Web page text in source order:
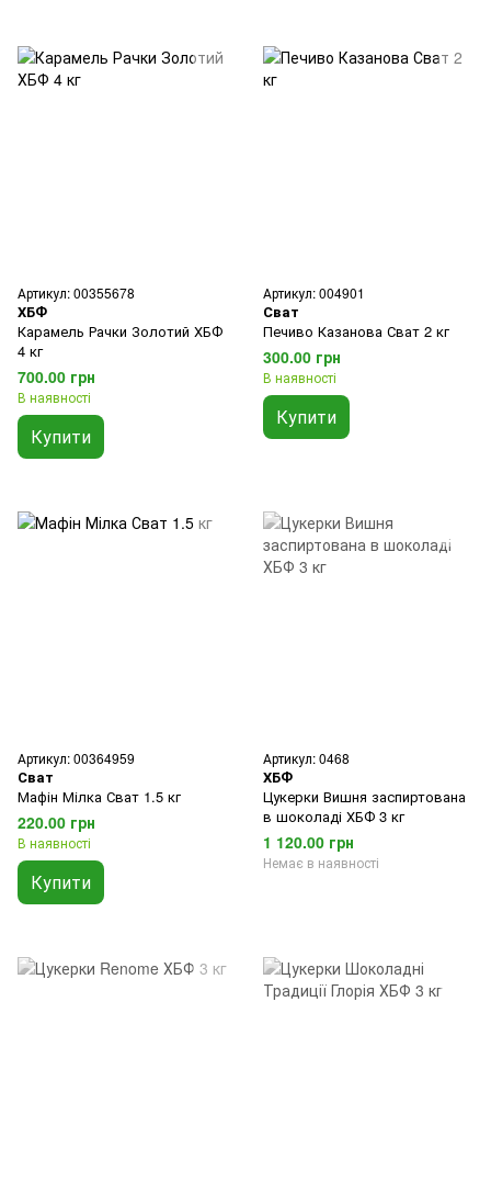
Артикул: 00355678
ХБФ
Карамель Рачки Золотий ХБФ
4 кг
700.00 грн
В наявності
Купити
Артикул: 004901
Сват
Печиво Казанова Сват 2 кг
300.00 грн
В наявності
Купити
Артикул: 00364959
Сват
Мафін Мілка Сват 1.5 кг
220.00 грн
В наявності
Купити
Артикул: 0468
ХБФ
Цукерки Вишня заспиртована
в шоколаді ХБФ 3 кг
1 120.00 грн
Немає в наявності